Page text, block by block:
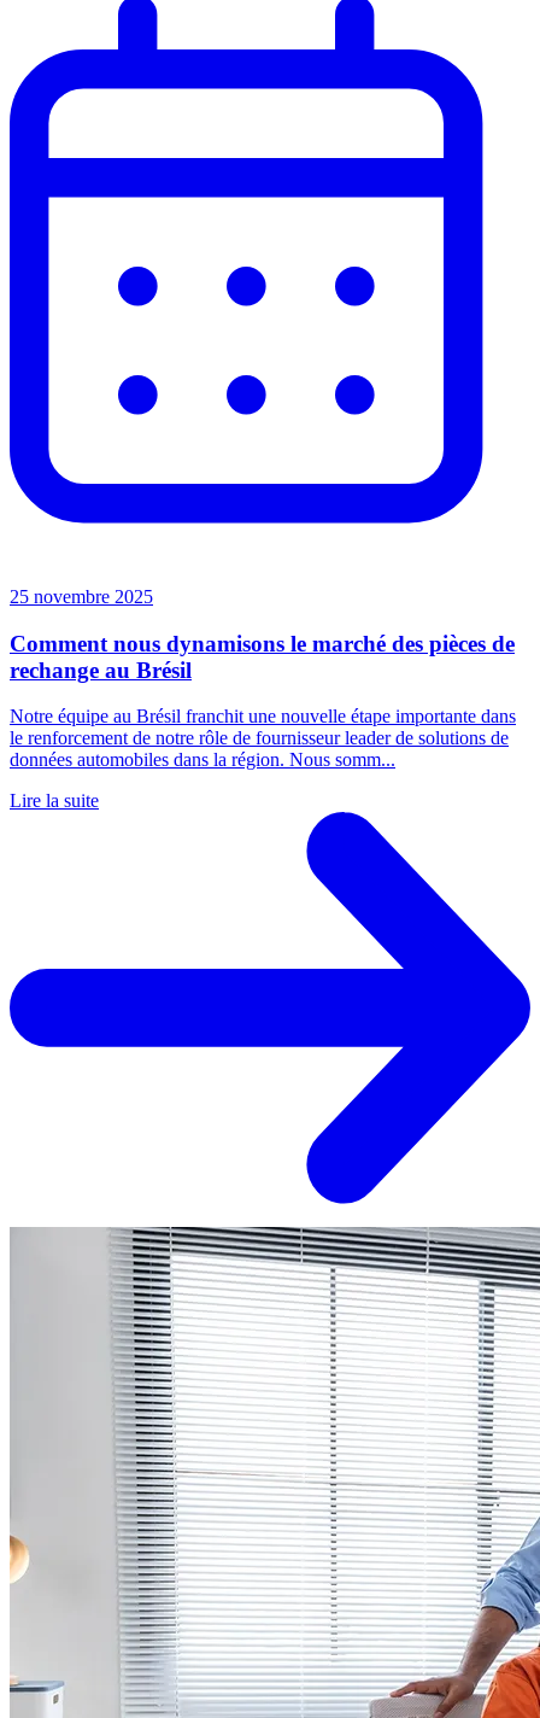
25 novembre 2025
Comment nous dynamisons le marché des pièces de
rechange au Brésil
Notre équipe au Brésil franchit une nouvelle étape importante dans
le renforcement de notre rôle de fournisseur leader de solutions de
données automobiles dans la région. Nous somm...
Lire la suite